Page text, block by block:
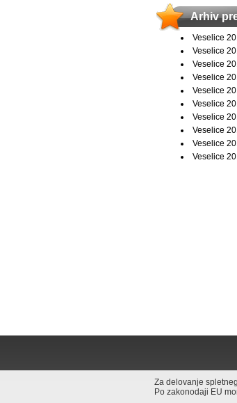
Arhiv
Veselice
Veselice
Veselice
Veselice
Veselice
Veselice
Veselice
Veselice
Veselice
Veselice
Za delovanje
Po zakonodaji EU